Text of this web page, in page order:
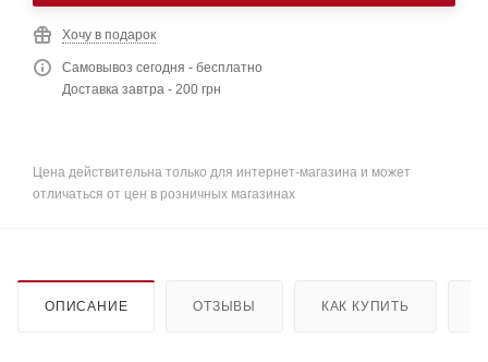
Хочу в подарок
Самовывоз сегодня - бесплатно
Доставка завтра - 200 грн
Цена действительна только для интернет-магазина и может
отличаться от цен в розничных магазинах
ОПИСАНИЕ ОТЗЫВЫ КАК КУПИТЬ